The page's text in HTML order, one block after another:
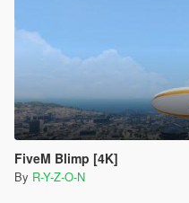
FiveM Blimp [4K]
By R-Y-Z-O-N